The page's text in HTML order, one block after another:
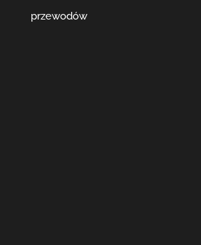
przewodów